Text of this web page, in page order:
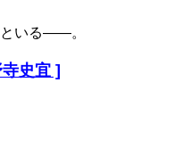
いる――。
史宜 ]